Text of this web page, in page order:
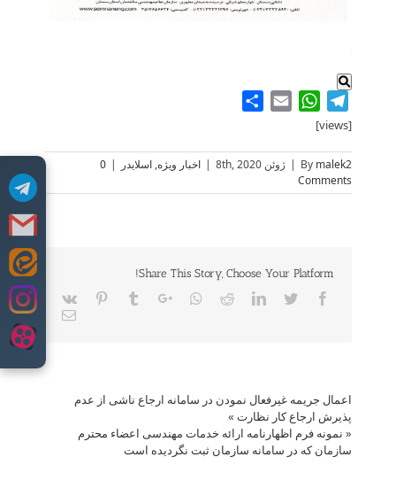
Skip
content
.
Telegram
WhatsApp
Email
[views]
By malek2
| ژوئن 8th, 2020 | اخبار ویژه,اسلایدر |
0
Comments
Share This Story, Choose Your Platform!
Facebook
Twitter
LinkedIn
Reddit
Whatsapp
Google+
Tumblr
Pinterest
Vk
Email
اعمال جریمه غیرفعال نمودن در سامانه ارجاع ناشی از عدم
پذیرش ارجاع کار نظارت »
« نمونه فرم اظهارنامه ارائه خدمات مهندسی اعضاء محترم
سازمان که در سامانه سازمان ثبت نگردیده است